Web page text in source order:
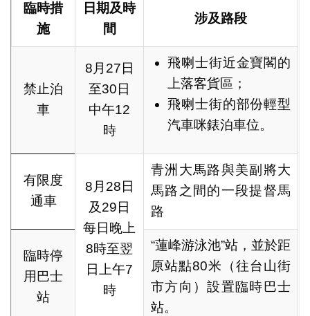
臨時措
施
日期及時
間
涉及路段
禁止泊
車
8月27日
至30日
中午12
時
飛喇士街近金寶閣的
上落客貨區；
飛喇士街的部份輕型
汽車咪錶泊車位。
有限度
通車
8月28日
及29日
每日晚上
8時至翌
日上午7
時
青洲大馬路與美副將大
馬路之間的一段提督馬
路
臨時停
用巴士
站
“蓮峰游泳池”站，並於距
原站點80米（往台山街
市方向）設置臨時巴士
站。